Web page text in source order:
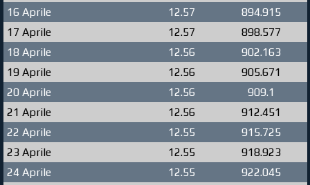
16 Aprile
12.57
894.915
17 Aprile
12.57
898.577
18 Aprile
12.56
902.163
19 Aprile
12.56
905.671
20 Aprile
12.56
909.1
21 Aprile
12.56
912.451
22 Aprile
12.55
915.725
23 Aprile
12.55
918.923
24 Aprile
12.55
922.045